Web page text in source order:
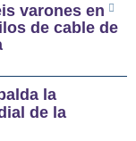
varones en
de cable de
la
de la